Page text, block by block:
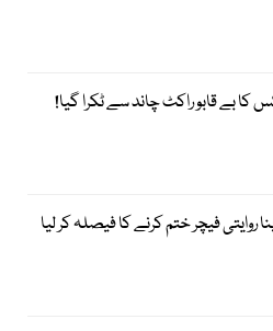
کا بے قابو راکٹ چاند سے ٹکرا گیا!
روایتی فیچر ختم کرنے کا فیصلہ کر لیا